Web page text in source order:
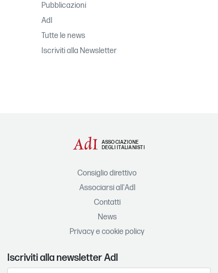
Pubblicazioni
AdI
Tutte le news
Iscriviti alla Newsletter
ASSOCIAZIONE
DEGLI ITALIANISTI
Consiglio direttivo
Associarsi all'AdI
Contatti
News
Privacy e cookie policy
Iscriviti alla newsletter AdI